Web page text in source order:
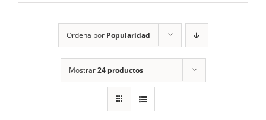
Ordena por Popularidad
Mostrar24 productos